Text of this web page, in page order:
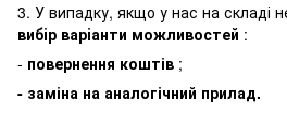
3. У випадку, якщо у нас на складі
вибір варіанти можливостей :
- повернення коштів ;
- заміна на аналогічний прилад.